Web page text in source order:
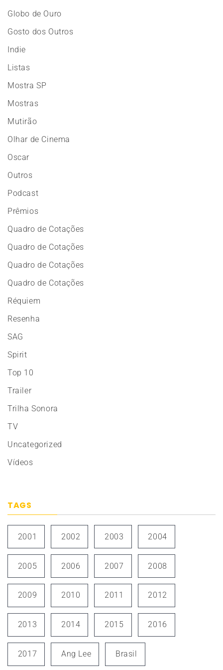
Globo de Ouro
Gosto dos Outros
Indie
Listas
Mostra SP
Mostras
Mutirão
Olhar de Cinema
Oscar
Outros
Podcast
Prêmios
Quadro de Cotações
Quadro de Cotações
Quadro de Cotações
Quadro de Cotações
Réquiem
Resenha
SAG
Spirit
Top 10
Trailer
Trilha Sonora
TV
Uncategorized
Vídeos
TAGS
2001 2002 2003 2004
2005 2006 2007 2008
2009 2010 2011 2012
2013 2014 2015 2016
2017 Ang Lee Brasil